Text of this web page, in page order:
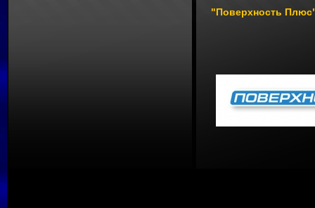
"Поверхность